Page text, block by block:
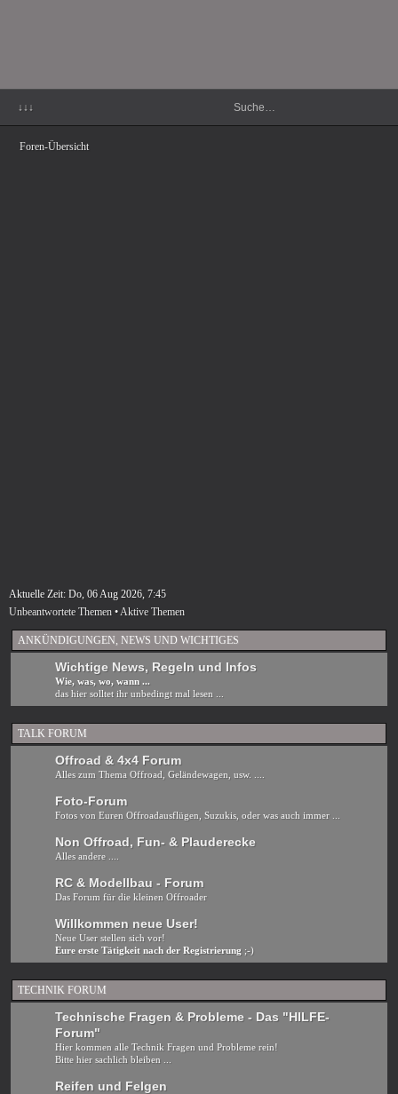
↓↓↓
Foren-Übersicht
Aktuelle Zeit: Do, 06 Aug 2026, 7:45
Unbeantwortete Themen •Aktive Themen
ANKÜNDIGUNGEN, NEWS UND WICHTIGES
Wichtige News, Regeln und Infos
Wie, was, wo, wann ...
das hier solltet ihr unbedingt mal lesen ...
TALK FORUM
Offroad & 4x4 Forum
Alles zum Thema Offroad, Geländewagen, usw. ....
Foto-Forum
Fotos von Euren Offroadausflügen, Suzukis, oder was auch immer ...
Non Offroad, Fun- & Plauderecke
Alles andere ....
RC & Modellbau - Forum
Das Forum für die kleinen Offroader
Willkommen neue User!
Neue User stellen sich vor!
Eure erste Tätigkeit nach der Registrierung ;-)
TECHNIK FORUM
Technische Fragen & Probleme - Das "HILFE-
Forum"
Hier kommen alle Technik Fragen und Probleme rein!
Bitte hier sachlich bleiben ...
Reifen und Felgen